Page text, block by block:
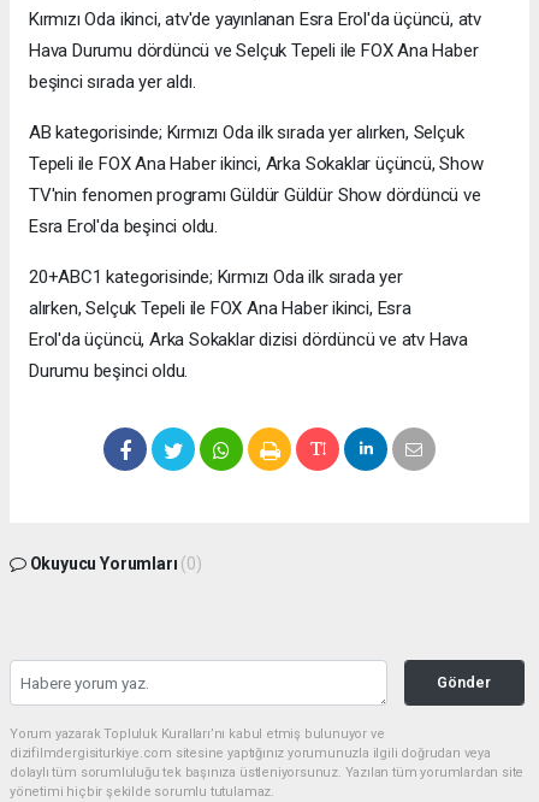
Kırmızı Oda ikinci, atv'de yayınlanan Esra Erol'da üçüncü, atv
Hava Durumu dördüncü ve Selçuk Tepeli ile FOX Ana Haber
beşinci sırada yer aldı.
AB kategorisinde; Kırmızı Oda ilk sırada yer alırken, Selçuk
Tepeli ile FOX Ana Haber ikinci, Arka Sokaklar üçüncü, Show
TV'nin fenomen programı Güldür Güldür Show dördüncü ve
Esra Erol'da beşinci oldu.
20+ABC1 kategorisinde; Kırmızı Oda ilk sırada yer
alırken, Selçuk Tepeli ile FOX Ana Haber ikinci, Esra
Erol'da üçüncü, Arka Sokaklar dizisi dördüncü ve atv Hava
Durumu beşinci oldu.
Okuyucu Yorumları (0)
Gönder
Yorum yazarak Topluluk Kuralları’nı kabul etmiş bulunuyor ve
dizifilmdergisiturkiye.com sitesine yaptığınız yorumunuzla ilgili doğrudan veya
dolaylı tüm sorumluluğu tek başınıza üstleniyorsunuz. Yazılan tüm yorumlardan site
yönetimi hiçbir şekilde sorumlu tutulamaz.